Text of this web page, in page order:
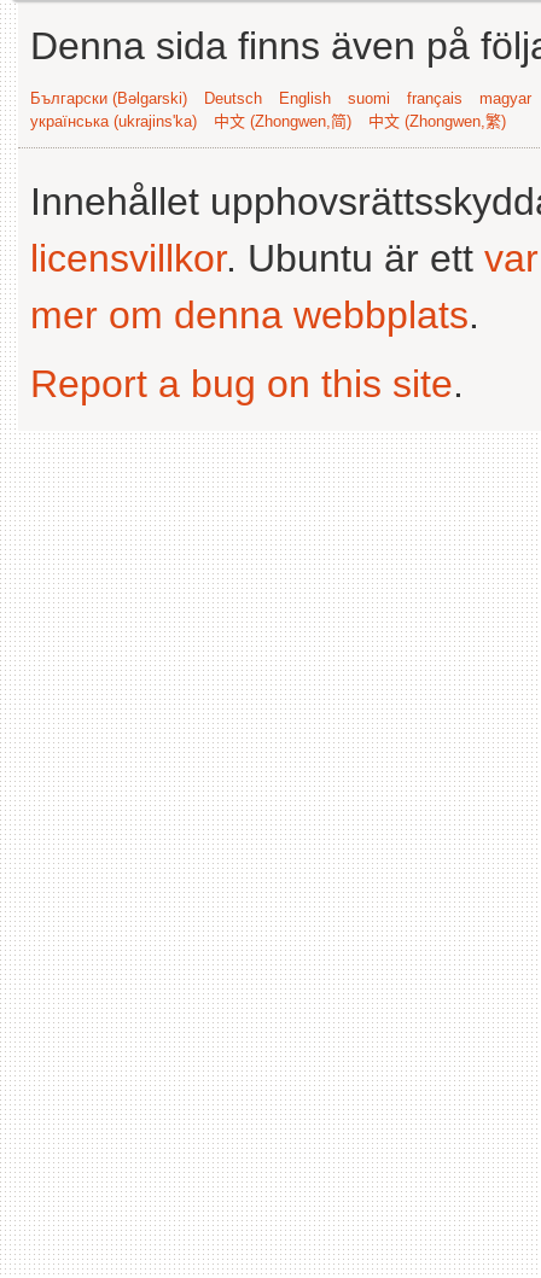
Denna sida finns även på
Български (Bəlgarski) Deutsch English suomi français
magyar
українська (ukrajins'ka)
中文 (Zhongwen,简) 中文 (Zhongwen,繁)
Innehållet
licensvillkor. Ubuntu är ett
mer om denna webbplats.
Report a bug on this site.